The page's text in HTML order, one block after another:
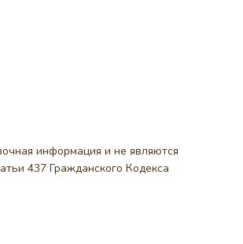
информация и не являются
437 Гражданского Кодекса